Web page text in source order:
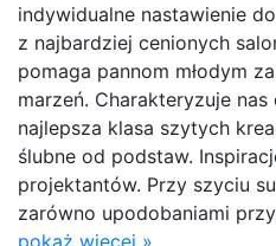
indywidualne nastawienie
z najbardziej cenionych
pomaga pannom młodym
marzeń. Charakteryzuje
najlepsza klasa szytych
ślubne od podstaw.
projektantów. Przy szyciu
zarówno upodobaniami
pokaż więcej »